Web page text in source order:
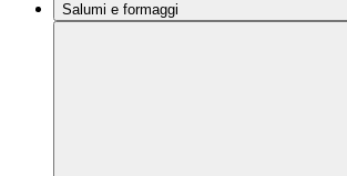
Salumi e formaggi